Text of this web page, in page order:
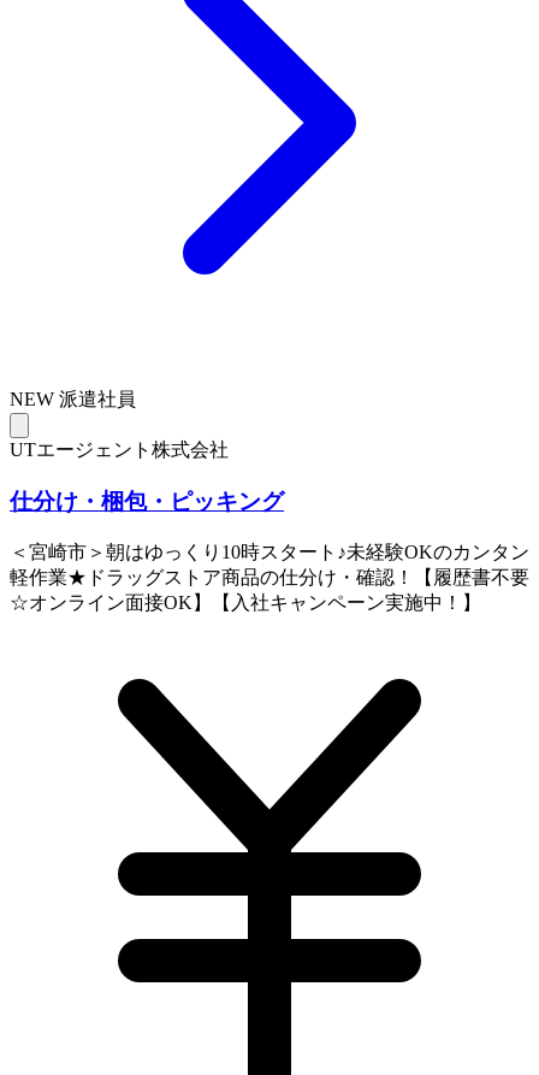
NEW 派遣社員
UTエージェント株式会社
仕分け・梱包・ピッキング
＜宮崎市＞朝はゆっくり10時スタート♪未経験OKのカンタン
軽作業★ドラッグストア商品の仕分け・確認！【履歴書不要
☆オンライン面接OK】【入社キャンペーン実施中！】